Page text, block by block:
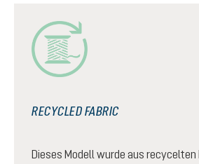
RECYCLED FABRIC
Dieses Modell wurde aus recycelten